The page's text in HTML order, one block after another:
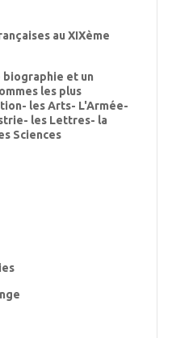
au XIXème
biographie et un
les plus
les Arts- L'Armée-
les Lettres- la
Sciences